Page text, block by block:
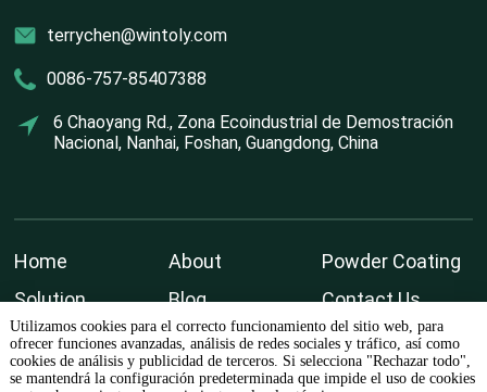
terrychen@wintoly.com
0086-757-85407388
6 Chaoyang Rd., Zona Ecoindustrial de Demostración
Nacional, Nanhai, Foshan, Guangdong, China
Home About
Powder Coating
Solution
Blog Contact Us
Utilizamos cookies para el correcto funcionamiento del sitio web, para
ofrecer funciones avanzadas, análisis de redes sociales y tráfico, así como
cookies de análisis y publicidad de terceros. Si selecciona "Rechazar todo",
se mantendrá la configuración predeterminada que impide el uso de cookies